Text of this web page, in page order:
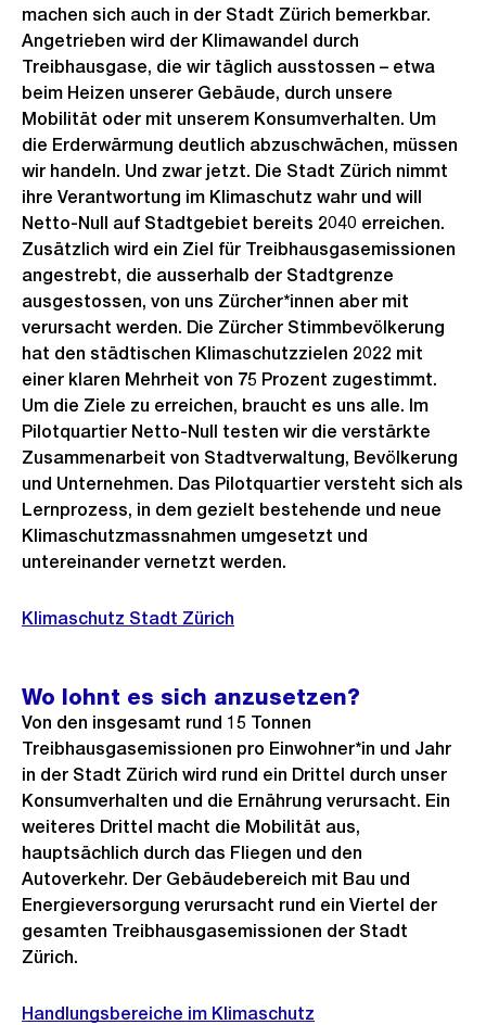
machen sich auch in der Stadt Zürich bemerkbar.
Angetrieben wird der Klimawandel durch
Treibhausgase, die wir täglich ausstossen – etwa
beim Heizen unserer Gebäude, durch unsere
Mobilität oder mit unserem Konsumverhalten. Um
die Erderwärmung deutlich abzuschwächen, müssen
wir handeln. Und zwar jetzt. Die Stadt Zürich nimmt
ihre Verantwortung im Klimaschutz wahr und will
Netto-Null auf Stadtgebiet bereits 2040 erreichen.
Zusätzlich wird ein Ziel für Treibhausgasemissionen
angestrebt, die ausserhalb der Stadtgrenze
ausgestossen, von uns Zürcher*innen aber mit
verursacht werden. Die Zürcher Stimmbevölkerung
hat den städtischen Klimaschutzzielen 2022 mit
einer klaren Mehrheit von 75 Prozent zugestimmt.
Um die Ziele zu erreichen, braucht es uns alle. Im
Pilotquartier Netto-Null testen wir die verstärkte
Zusammenarbeit von Stadtverwaltung, Bevölkerung
und Unternehmen. Das Pilotquartier versteht sich als
Lernprozess, in dem gezielt bestehende und neue
Klimaschutzmassnahmen umgesetzt und
untereinander vernetzt werden.
Klimaschutz Stadt Zürich
Wo lohnt es sich anzusetzen?
Von den insgesamt rund 15 Tonnen
Treibhausgasemissionen pro Einwohner*in und Jahr
in der Stadt Zürich wird rund ein Drittel durch unser
Konsumverhalten und die Ernährung verursacht. Ein
weiteres Drittel macht die Mobilität aus,
hauptsächlich durch das Fliegen und den
Autoverkehr. Der Gebäudebereich mit Bau und
Energieversorgung verursacht rund ein Viertel der
gesamten Treibhausgasemissionen der Stadt
Zürich.
Handlungsbereiche im Klimaschutz